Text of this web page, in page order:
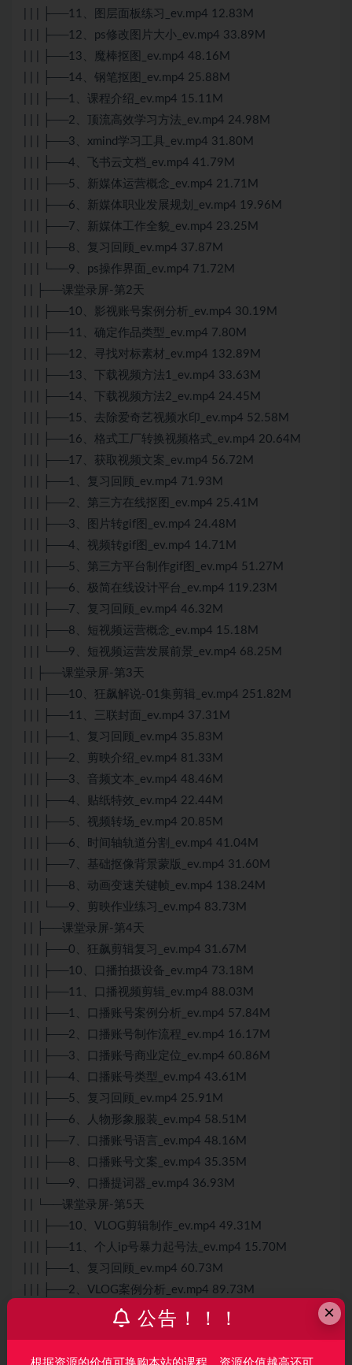
| | | ├──11、图层面板练习_ev.mp4 12.83M
| | | ├──12、ps修改图片大小_ev.mp4 33.89M
| | | ├──13、魔棒抠图_ev.mp4 48.16M
| | | ├──14、钢笔抠图_ev.mp4 25.88M
| | | ├──1、课程介绍_ev.mp4 15.11M
| | | ├──2、顶流高效学习方法_ev.mp4 24.98M
| | | ├──3、xmind学习工具_ev.mp4 31.80M
| | | ├──4、飞书云文档_ev.mp4 41.79M
| | | ├──5、新媒体运营概念_ev.mp4 21.71M
| | | ├──6、新媒体职业发展规划_ev.mp4 19.96M
| | | ├──7、新媒体工作全貌_ev.mp4 23.25M
| | | ├──8、复习回顾_ev.mp4 37.87M
| | | └──9、ps操作界面_ev.mp4 71.72M
| | ├──课堂录屏-第2天
| | | ├──10、影视账号案例分析_ev.mp4 30.19M
| | | ├──11、确定作品类型_ev.mp4 7.80M
| | | ├──12、寻找对标素材_ev.mp4 132.89M
| | | ├──13、下载视频方法1_ev.mp4 33.63M
| | | ├──14、下载视频方法2_ev.mp4 24.45M
| | | ├──15、去除爱奇艺视频水印_ev.mp4 52.58M
| | | ├──16、格式工厂转换视频格式_ev.mp4 20.64M
| | | ├──17、获取视频文案_ev.mp4 56.72M
| | | ├──1、复习回顾_ev.mp4 71.93M
| | | ├──2、第三方在线抠图_ev.mp4 25.41M
| | | ├──3、图片转gif图_ev.mp4 24.48M
| | | ├──4、视频转gif图_ev.mp4 14.71M
| | | ├──5、第三方平台制作gif图_ev.mp4 51.27M
| | | ├──6、极简在线设计平台_ev.mp4 119.23M
| | | ├──7、复习回顾_ev.mp4 46.32M
| | | ├──8、短视频运营概念_ev.mp4 15.18M
| | | └──9、短视频运营发展前景_ev.mp4 68.25M
| | ├──课堂录屏-第3天
| | | ├──10、狂飙解说-01集剪辑_ev.mp4 251.82M
| | | ├──11、三联封面_ev.mp4 37.31M
| | | ├──1、复习回顾_ev.mp4 35.83M
| | | ├──2、剪映介绍_ev.mp4 81.33M
| | | ├──3、音频文本_ev.mp4 48.46M
| | | ├──4、贴纸特效_ev.mp4 22.44M
| | | ├──5、视频转场_ev.mp4 20.85M
| | | ├──6、时间轴轨道分割_ev.mp4 41.04M
| | | ├──7、基础抠像背景蒙版_ev.mp4 31.60M
| | | ├──8、动画变速关键帧_ev.mp4 138.24M
| | | └──9、剪映作业练习_ev.mp4 83.73M
| | ├──课堂录屏-第4天
| | | ├──0、狂飙剪辑复习_ev.mp4 31.67M
| | | ├──10、口播拍摄设备_ev.mp4 73.18M
| | | ├──11、口播视频剪辑_ev.mp4 88.03M
| | | ├──1、口播账号案例分析_ev.mp4 57.84M
| | | ├──2、口播账号制作流程_ev.mp4 16.17M
| | | ├──3、口播账号商业定位_ev.mp4 60.86M
| | | ├──4、口播账号类型_ev.mp4 43.61M
| | | ├──5、复习回顾_ev.mp4 25.91M
| | | ├──6、人物形象服装_ev.mp4 58.51M
| | | ├──7、口播账号语言_ev.mp4 48.16M
| | | ├──8、口播账号文案_ev.mp4 35.35M
| | | └──9、口播提词器_ev.mp4 36.93M
| | └──课堂录屏-第5天
| | | ├──10、VLOG剪辑制作_ev.mp4 49.31M
| | | ├──11、个人ip号暴力起号法_ev.mp4 15.70M
| | | ├──1、复习回顾_ev.mp4 60.73M
| | | ├──2、VLOG案例分析_ev.mp4 89.73M
| | | ├──3、VLOG拍摄文案_ev.mp4 20.53M
| | | ├──5、VLOG运镜手法_ev.mp4 27.03M
×
公告！！！